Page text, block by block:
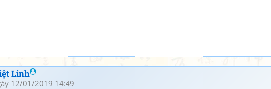
Linh
12/01/2019 14:49